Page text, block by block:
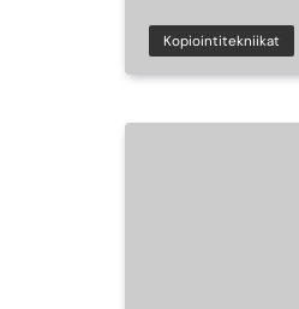
Kopiointitekniikat